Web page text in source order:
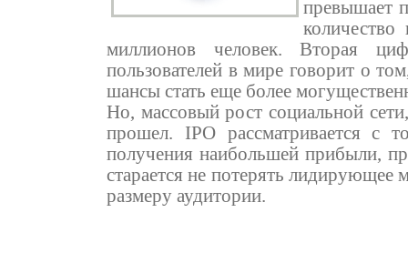
превышает
количество
миллионов человек. Вторая
пользователей в мире говорит о
шансы стать еще более
Но, массовый рост социальной
прошел. IPO рассматривается с
получения наибольшей прибыли,
старается не потерять лидирующее
размеру аудитории.